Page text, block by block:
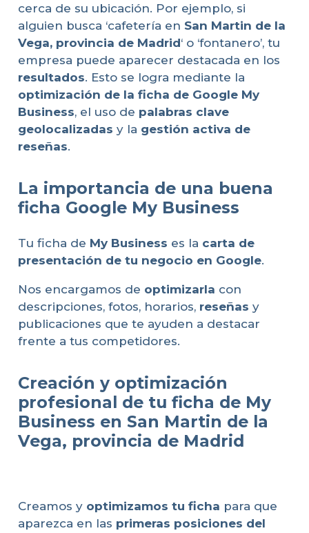
cerca de su ubicación. Por ejemplo, si
alguien busca ‘cafetería en San Martin de la
Vega, provincia de Madrid‘ o ‘fontanero’, tu
empresa puede aparecer destacada en los
resultados. Esto se logra mediante la
optimización de la ficha de Google My
Business, el uso de palabras clave
geolocalizadas y la gestión activa de
reseñas.
La importancia de una buena
ficha Google My Business
Tu ficha de My Business es la carta de
presentación de tu negocio en Google.
Nos encargamos de optimizarla con
descripciones, fotos, horarios, reseñas y
publicaciones que te ayuden a destacar
frente a tus competidores.
Creación y optimización
profesional de tu ficha de My
Business en San Martin de la
Vega, provincia de Madrid
Creamos y optimizamos tu ficha para que
aparezca en las primeras posiciones del